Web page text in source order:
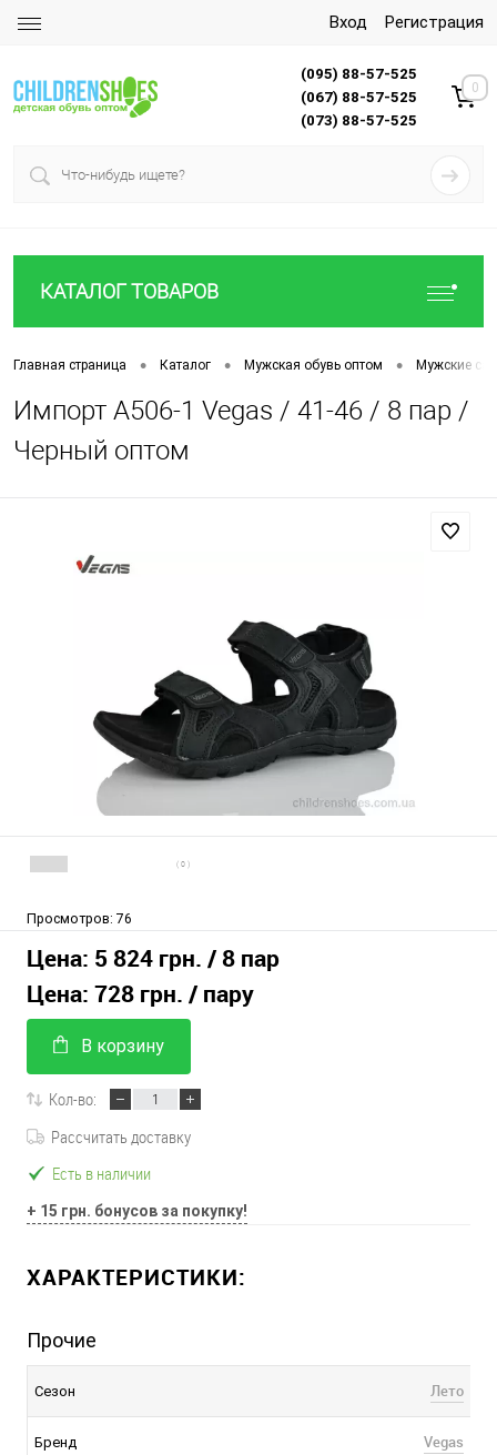
Вход Регистрация
(095) 88-57-525
(067) 88-57-525
(073) 88-57-525
0
КАТАЛОГ ТОВАРОВ
Главная страница • Каталог • Мужская обувь оптом • Мужские
Импорт A506-1 Vegas / 41-46 / 8 пар /
Черный оптом
( 0 )
Просмотров: 76
Цена: 5 824 грн. / 8 пар
Цена: 728 грн. / пару
В корзину
Кол-во:
Рассчитать доставку
Есть в наличии
+ 15 грн. бонусов за покупку!
ХАРАКТЕРИСТИКИ:
Прочие
Сезон Лето
Бренд Vegas